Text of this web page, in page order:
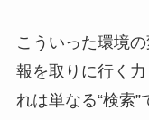
こういった環境
報を取りに行く
れは単なる“検索”